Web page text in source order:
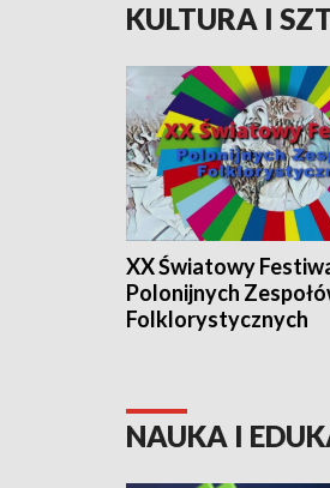
KULTURA I
XX Światowy
Polonijnych
Folklorystycznych
NAUKA I